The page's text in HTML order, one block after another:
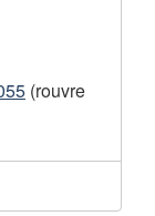
(rouvre